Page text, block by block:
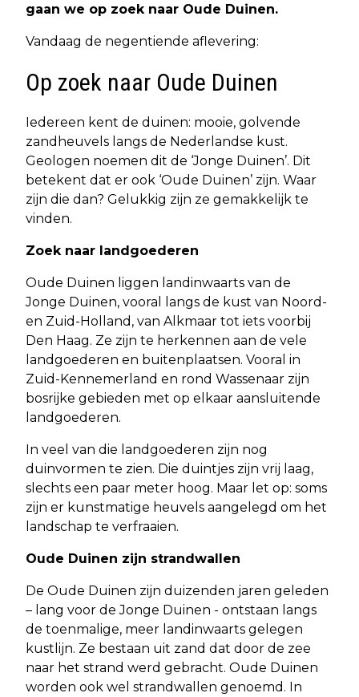
gaan we op zoek naar Oude Duinen.
Vandaag de negentiende aflevering:
Op zoek naar Oude Duinen
Iedereen kent de duinen: mooie, golvende
zandheuvels langs de Nederlandse kust.
Geologen noemen dit de ‘Jonge Duinen’. Dit
betekent dat er ook ‘Oude Duinen’ zijn. Waar
zijn die dan? Gelukkig zijn ze gemakkelijk te
vinden.
Zoek naar landgoederen
Oude Duinen liggen landinwaarts van de
Jonge Duinen, vooral langs de kust van Noord-
en Zuid-Holland, van Alkmaar tot iets voorbij
Den Haag. Ze zijn te herkennen aan de vele
landgoederen en buitenplaatsen. Vooral in
Zuid-Kennemerland en rond Wassenaar zijn
bosrijke gebieden met op elkaar aansluitende
landgoederen.
In veel van die landgoederen zijn nog
duinvormen te zien. Die duintjes zijn vrij laag,
slechts een paar meter hoog. Maar let op: soms
zijn er kunstmatige heuvels aangelegd om het
landschap te verfraaien.
Oude Duinen zijn strandwallen
De Oude Duinen zijn duizenden jaren geleden
– lang voor de Jonge Duinen - ontstaan langs
de toenmalige, meer landinwaarts gelegen
kustlijn. Ze bestaan uit zand dat door de zee
naar het strand werd gebracht. Oude Duinen
worden ook wel strandwallen genoemd. In